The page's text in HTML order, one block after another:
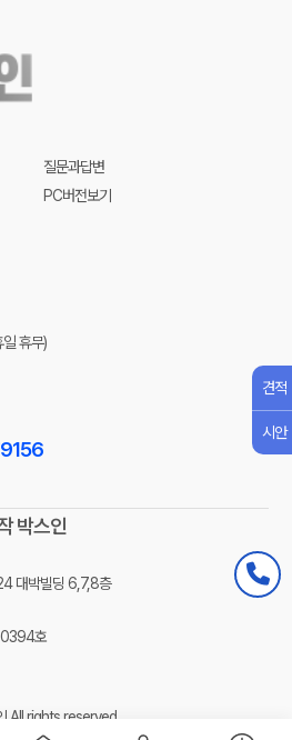
질문과답변
PC버전보기
휴무)
박스인
대박빌딩 6,7,8층
호
rights reserved.
견적
시안